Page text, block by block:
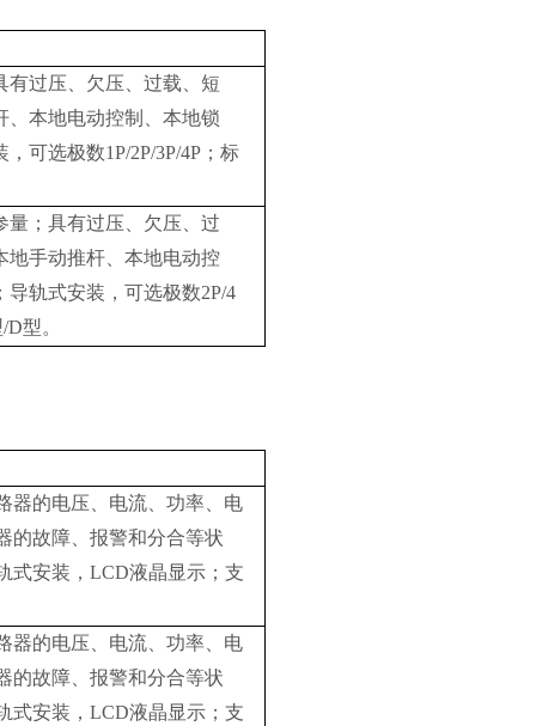
有过压、欠压、过载、短
、本地电动控制、本地锁
可选极数1P/2P/3P/4P；标
量；具有过压、欠压、过
地手动推杆、本地电动控
轨式安装，可选极数2P/4
型。
器的电压、电流、功率、电
的故障、报警和分合等状
式安装，LCD液晶显示；支
器的电压、电流、功率、电
的故障、报警和分合等状
式安装，LCD液晶显示；支